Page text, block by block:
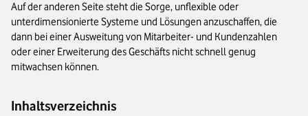
Auf der anderen Seite steht die Sorge, unflexible oder
unterdimensionierte Systeme und Lösungen anzuschaffen, die
dann bei einer Ausweitung von Mitarbeiter- und Kundenzahlen
oder einer Erweiterung des Geschäfts nicht schnell genug
mitwachsen können.
Inhaltsverzeichnis